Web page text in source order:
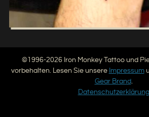
©1996-2026 Iron Monkey Tattoo und
vorbehalten. Lesen Sie unsere Impressum
Gear Brand.
Datenschutzerklärung